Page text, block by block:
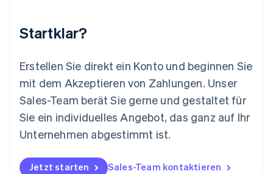
Startklar?
Erstellen Sie direkt ein Konto und beginnen Sie
mit dem Akzeptieren von Zahlungen. Unser
Sales-Team berät Sie gerne und gestaltet für
Sie ein individuelles Angebot, das ganz auf Ihr
Unternehmen abgestimmt ist.
Jetzt starten Sales-Team kontaktieren
Mexiko
English
Niederlande
Nederlands English
Norwegen
English
Österreich
Polen
English